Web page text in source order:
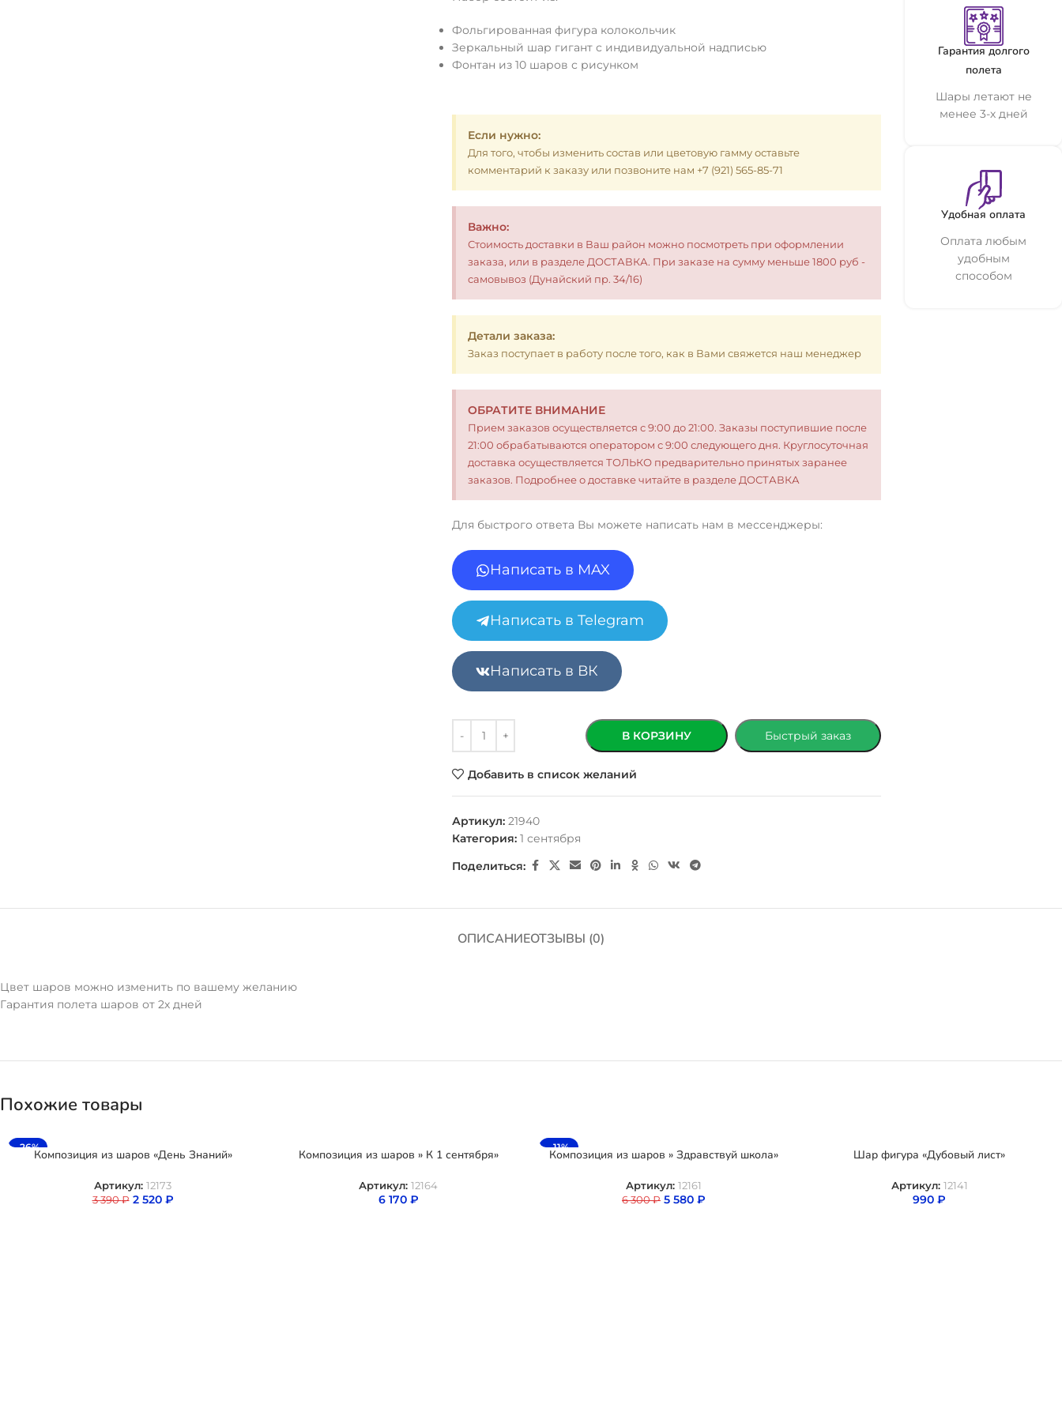
Фольгированная фигура колокольчик
Зеркальный шар гигант с индивидуальной надписью
Фонтан из 10 шаров с рисунком
Если нужно:
Для того, чтобы изменить состав или цветовую гамму оставьте
комментарий к заказу или позвоните нам +7 (921) 565-85-71
Важно:
Стоимость доставки в Ваш район можно посмотреть при оформлении
заказа, или в разделе ДОСТАВКА. При заказе на сумму меньше 1800 руб -
самовывоз (Дунайский пр. 34/16)
Детали заказа:
Заказ поступает в работу после того, как в Вами свяжется наш менеджер
ОБРАТИТЕ ВНИМАНИЕ
Прием заказов осуществляется с 9:00 до 21:00. Заказы поступившие после
21:00 обрабатываются оператором с 9:00 следующего дня. Круглосуточная
доставка осуществляется ТОЛЬКО предварительно принятых заранее
заказов. Подробнее о доставке читайте в разделе ДОСТАВКА
Для быстрого ответа Вы можете написать нам в мессенджеры:
Написать в MAX
Написать в Telegram
Написать в ВК
В КОРЗИНУ Быстрый заказ
Добавить в список желаний
Артикул:21940
Категория: 1 сентября
Поделиться:
Гарантия долгого
полета
Шары летают не
менее 3-х дней
Удобная оплата
Оплата любым
удобным
способом
ОПИСАНИЕОТЗЫВЫ (0)
Цвет шаров можно изменить по вашему желанию
Гарантия полета шаров от 2х дней
Похожие товары
-26%
Композиция из шаров «День Знаний»
Артикул: 12173
3 390₽ 2 520 ₽
Композиция из шаров » К 1 сентября»
Артикул: 12164
6 170 ₽
-11%
Композиция из шаров » Здравствуй школа»
Артикул: 12161
6 300₽ 5 580 ₽
Шар фигура «Дубовый лист»
Артикул: 12141
990 ₽